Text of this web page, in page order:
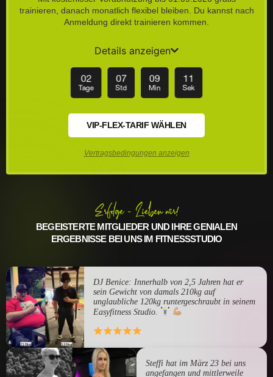
trainieren, danach monatlich flexibel bleiben. Du kannst nach
Anmeldung direkt trainieren kommen.
Details anzeigen
02
Tage
07
Std
09
Min
09
Sek
VIP-FLEX-TARIF WÄHLEN
Vertragsbedingungen anzeigen
Erfolge - Lieben wir!
BEGEISTERTE MITGLIEDER UND IHRE GENIALEN
ERGEBNISSE BEI UNS IM FITNESSSTUDIO
DJ Benice: Innerhalb von 2,5 Jahren hat er
sein Gewicht von damals 210kg auf
unglaubliche 120kg runtergeschraubt in seinem
Easyfitness Studio.
Steffi hat im März 23 bei uns
angefangen und mittlerweile